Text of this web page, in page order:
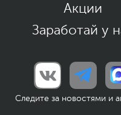
Акции
Заработай у
Следите за новостями и